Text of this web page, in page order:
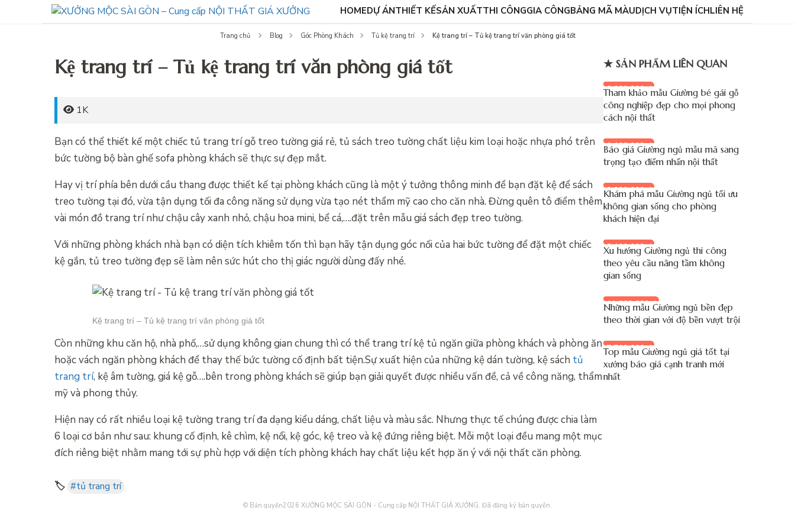
HOMEDỰ ÁNTHIẾT KẾSẢN XUẤTTHI CÔNGGIA CÔNGBẢNG MÃ MÀUDỊCH VỤTIỆN ÍCHLIÊN HỆ
Trang chủ Blog Góc Phòng Khách Tủ kệ trang trí Kệ trang trí – Tủ kệ trang trí văn phòng giá tốt
Kệ trang trí – Tủ kệ trang trí văn phòng giá tốt
1K
Bạn có thể thiết kế một chiếc tủ trang trí gỗ treo tường giá rẻ, tủ sách treo tường chất liệu kim loại hoặc nhựa phó trên
bức tường bộ bàn ghế sofa phòng khách sẽ thực sự đẹp mắt.
Hay vị trí phía bên dưới cầu thang được thiết kế tại phòng khách cũng là một ý tưởng thông minh để bạn đặt kệ để sách
treo tường tại đó, vừa tận dụng tối đa công năng sử dụng vừa tạo nét thẩm mỹ cao cho căn nhà. Đừng quên tô điểm thêm
vài món đồ trang trí như chậu cây xanh nhỏ, chậu hoa mini, bể cá,….đặt trên mẫu giá sách đẹp treo tường.
Với những phòng khách nhà bạn có diện tích khiêm tốn thì bạn hãy tận dụng góc nối của hai bức tường để đặt một chiếc
kệ gắn, tủ treo tường đẹp sẽ làm nên sức hút cho thị giác người dùng đấy nhé.
Kệ trang trí – Tủ kệ trang trí văn phòng giá tốt
Còn những khu căn hộ, nhà phố,…sử dụng không gian chung thì có thể trang trí kệ tủ ngăn giữa phòng khách và phòng ăn
hoặc vách ngăn phòng khách để thay thế bức tường cố định bất tiện.Sự xuất hiện của những kệ dán tường, kệ sách tủ
trang trí, kệ âm tường, giá kệ gỗ….bên trong phòng khách sẽ giúp bạn giải quyết được nhiều vấn đề, cả về công năng, thẩm
mỹ và phong thủy.
Hiện nay có rất nhiều loại kệ tường trang trí đa dạng kiểu dáng, chất liệu và màu sắc. Nhưng thực tế chúng được chia làm
6 loại cơ bản như sau: khung cố định, kê chìm, kệ nổi, kệ góc, kệ treo và kệ đứng riêng biệt. Mỗi một loại đều mang một mục
đích riêng biệt nhằm mang tới sự phù hợp với diện tích phòng khách hay chất liệu kết hợp ăn ý với nội thất căn phòng.
🏷️ #tủ trang trí
★ SẢN PHẨM LIÊN QUAN
8.000.000 đ
Tham khảo mẫu Giường bé gái gỗ
công nghiệp đẹp cho mọi phong
cách nội thất
9.100.000 đ
Báo giá Giường ngủ mẫu mã sang
trọng tạo điểm nhấn nội thất
9.900.000 đ
Khám phá mẫu Giường ngủ tối ưu
không gian sống cho phòng
khách hiện đại
8.100.000 đ
Xu hướng Giường ngủ thi công
theo yêu cầu nâng tầm không
gian sống
11.800.000 đ
Những mẫu Giường ngủ bền đẹp
theo thời gian với độ bền vượt trội
7.700.000 đ
Top mẫu Giường ngủ giá tốt tại
xưởng báo giá cạnh tranh mới
nhất
© Bản quyền2026 XƯỞNG MỘC SÀI GÒN - Cung cấp NỘI THẤT GIÁ XƯỞNG. Đã đăng ký bản quyền.